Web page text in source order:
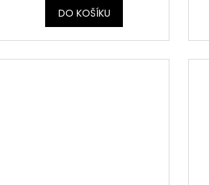
DO KOŠÍKU